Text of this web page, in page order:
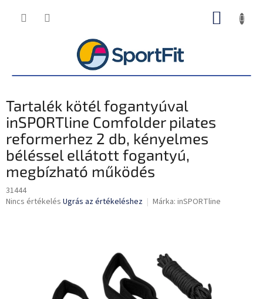
KOSÁR
Tartalék kötél fogantyúval
inSPORTline Comfolder pilates
reformerhez 2 db, kényelmes
béléssel ellátott fogantyú,
megbízható működés
31444
A
Nincs értékelés Ugrás az értékeléshez Márka: inSPORTline